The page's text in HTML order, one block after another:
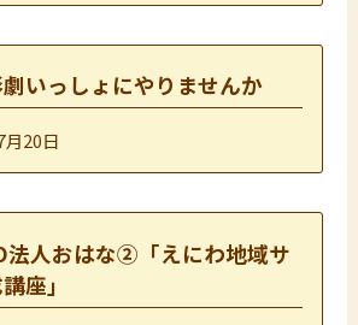
劇いっしょにやりませんか
月20日
法人おはな②「えにわ地域サ
座」